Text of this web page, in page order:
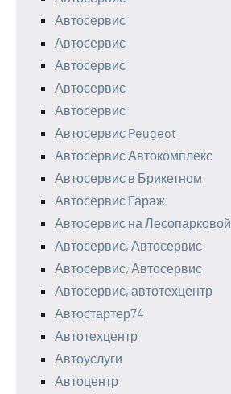
Автосервис
Автосервис
Автосервис
Автосервис
Автосервис
Автосервис Peugeot
Автосервис Автокомплекс
Автосервис в Брикетном
Автосервис Гараж
Автосервис на Лесопарковой
Автосервис, Автосервис
Автосервис, Автосервис
Автосервис, автотехцентр
Автостартер74
Автотехцентр
Автоуслуги
Автоцентр